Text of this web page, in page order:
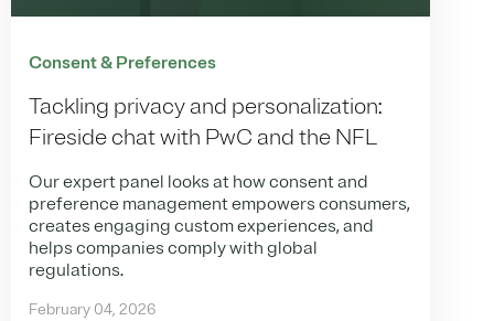
Consent & Preferences
Tackling privacy and personalization:
Fireside chat with PwC and the NFL
Our expert panel looks at how consent and
preference management empowers consumers,
creates engaging custom experiences, and
helps companies comply with global
regulations.
February 04, 2026